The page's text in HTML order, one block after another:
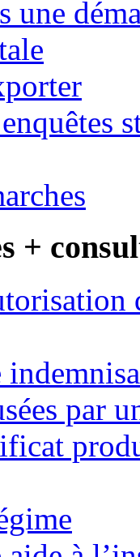
une
+
par